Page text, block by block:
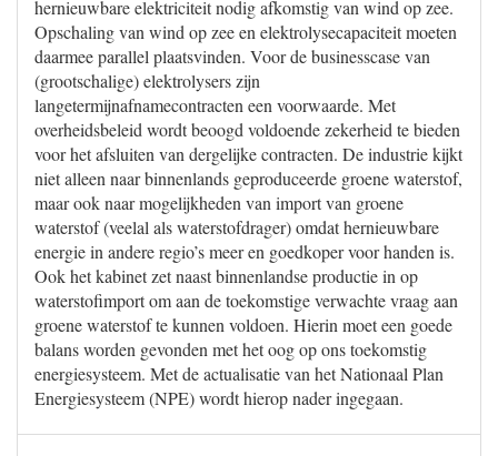
hernieuwbare elektriciteit nodig afkomstig van wind op zee.
Opschaling van wind op zee en elektrolysecapaciteit moeten
daarmee parallel plaatsvinden. Voor de businesscase van
(grootschalige) elektrolysers zijn
langetermijnafnamecontracten een voorwaarde. Met
overheidsbeleid wordt beoogd voldoende zekerheid te bieden
voor het afsluiten van dergelijke contracten. De industrie kijkt
niet alleen naar binnenlands geproduceerde groene waterstof,
maar ook naar mogelijkheden van import van groene
waterstof (veelal als waterstofdrager) omdat hernieuwbare
energie in andere regio’s meer en goedkoper voor handen is.
Ook het kabinet zet naast binnenlandse productie in op
waterstofimport om aan de toekomstige verwachte vraag aan
groene waterstof te kunnen voldoen. Hierin moet een goede
balans worden gevonden met het oog op ons toekomstig
energiesysteem. Met de actualisatie van het Nationaal Plan
Energiesysteem (NPE) wordt hierop nader ingegaan.